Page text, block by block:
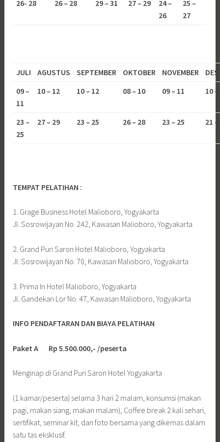
26- 28 26 – 28 29 – 31 27 – 29
24 –
26
25 –
27
JULI AGUSTUS SEPTEMBER OKTOBER NOVEMBER
09 –
11
10 – 12 10 – 12 08 – 10 09 – 11 10
23 –
25
27 – 29 23 – 25 26 – 28 23 – 25 21
TEMPAT PELATIHAN :
1. Grage Business Hotel Malioboro, Yogyakarta
Jl. Sosrowijayan No. 242, Kawasan Malioboro, Yogyakarta
2. Grand Puri Saron Hotel Malioboro, Yogyakarta
Jl. Sosrowijayan No. 70, Kawasan Malioboro, Yogyakarta
3. Prima In Hotel Malioboro, Yogyakarta
Jl. Gandekan Lor No. 47, Kawasan Malioboro, Yogyakarta
INFO PENDAFTARAN DAN BIAYA PELATIHAN
Paket A Rp 5.500.000,- /peserta
Menginap di Grand Puri Saron Hotel Yogyakarta
(1 kamar/peserta) selama 3 hari 2 malam, konsumsi (makan
pagi, makan siang, makan malam), Coffee break 2 kali sehari,
sertifikat, seminar kit, dan foto bersama yang dikemas dalam
satu tas eksklusif.